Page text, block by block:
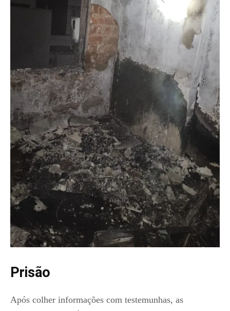
Prisão
Após colher informações com testemunhas, as